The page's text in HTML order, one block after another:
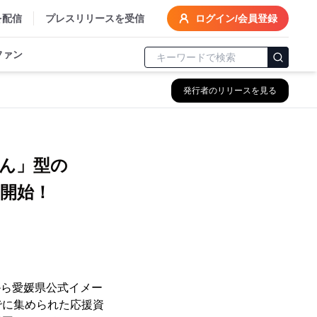
配信 プレスリリースを受信 ログイン/会員登録
ァン
発行者のリリースを見る
」型の
始！
愛媛県公式イメー
集められた応援資